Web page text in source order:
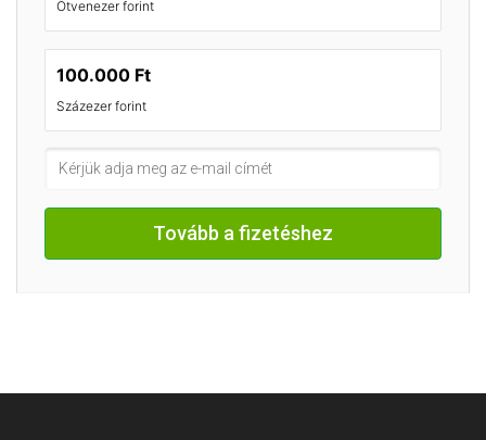
Ötvenezer forint
100.000 Ft
Százezer forint
Tovább a fizetéshez